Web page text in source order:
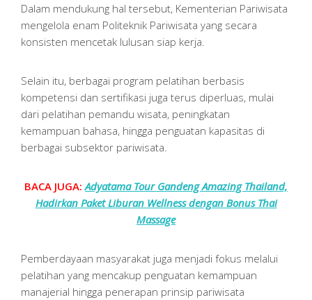
Dalam mendukung hal tersebut, Kementerian Pariwisata
mengelola enam Politeknik Pariwisata yang secara
konsisten mencetak lulusan siap kerja.
Selain itu, berbagai program pelatihan berbasis
kompetensi dan sertifikasi juga terus diperluas, mulai
dari pelatihan pemandu wisata, peningkatan
kemampuan bahasa, hingga penguatan kapasitas di
berbagai subsektor pariwisata.
BACA JUGA:Adyatama Tour Gandeng Amazing Thailand,
Hadirkan Paket Liburan Wellness dengan Bonus Thai
Massage
Pemberdayaan masyarakat juga menjadi fokus melalui
pelatihan yang mencakup penguatan kemampuan
manajerial hingga penerapan prinsip pariwisata